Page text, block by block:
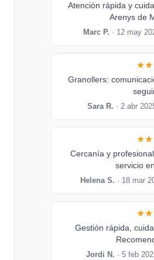
Atención rápida y
Arenys de
Marc P. · 12 may
Granollers:
Sara R. · 2 abr
Cercanía y
servicio
Helena S. · 18 mar
Gestión rápida,
Jordi N. · 5 feb